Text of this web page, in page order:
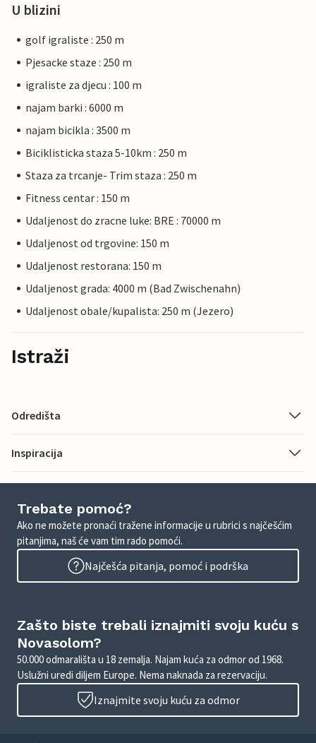
U blizini
golf igraliste : 250 m
Pjesacke staze : 250 m
igraliste za djecu : 100 m
najam barki : 6000 m
najam bicikla : 3500 m
Biciklisticka staza 5-10km : 250 m
Staza za trcanje- Trim staza : 250 m
Fitness centar : 150 m
Udaljenost do zracne luke: BRE : 70000 m
Udaljenost od trgovine: 150 m
Udaljenost restorana: 150 m
Udaljenost grada: 4000 m (Bad Zwischenahn)
Udaljenost obale/kupalista: 250 m (Jezero)
Istraži
Odredišta
Inspiracija
Trebate pomoć?
Ako ne možete pronaći tražene informacije u rubrici s najčešćim
pitanjima, naš će vam tim rado pomoći.
Najčešća pitanja, pomoć i podrška
Zašto biste trebali iznajmiti svoju kuću s
Novasolom?
50.000 odmarališta u 18 zemalja. Najam kuća za odmor od 1968.
Uslužni uredi diljem Europe. Nema naknada za rezervaciju.
Iznajmite svoju kuću za odmor